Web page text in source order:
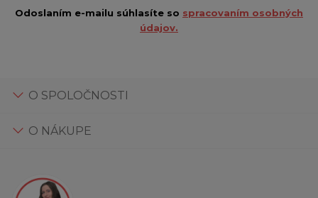
Odoslaním e-mailu súhlasíte so spracovaním osobných
údajov.
O SPOLOČNOSTI
O NÁKUPE